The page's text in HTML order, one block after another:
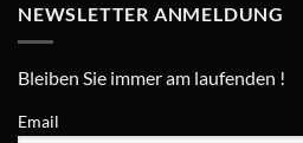
NEWSLETTER ANMELDUNG
Bleiben Sie immer am laufenden !
Email